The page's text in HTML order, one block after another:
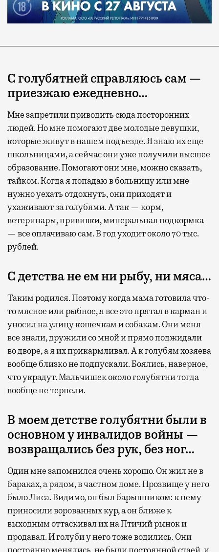
С голубятней справляюсь сам —
приезжаю ежедневно…
Мне запретили приводить сюда посторонних
людей. Но мне помогают две молодые девушки,
которые живут в нашем подъезде. Я знаю их еще
школьницами, а сейчас они уже получили высшее
образование. Помогают они мне, можно сказать,
тайком. Когда я попадаю в больницу или мне
нужно уехать отдохнуть, они приходят и
ухаживают за голубями. А так — корм,
ветеринары, прививки, минеральная подкормка
— все оплачиваю сам. В год уходит около 70 тыс.
рублей.
С детства не ем ни рыбу, ни мяса…
Таким родился. Поэтому когда мама готовила что-
то мясное или рыбное, я все это прятал в карман и
уносил на улицу кошечкам и собакам. Они меня
все знали, дружили со мной и прямо поджидали
во дворе, а я их прикармливал. А к голубям хозяева
вообще близко не подпускали. Боялись, наверное,
что украдут. Мальчишек около голубятни тогда
вообще не терпели.
В моем детстве голубятни были в
основном у инвалидов войны —
возвращались без рук, без ног…
Один мне запомнился очень хорошо. Он жил не в
бараках, а рядом, в частном доме. Прозвище у него
было Лиса. Видимо, он был барышником: к нему
приносили ворованных кур, а он ближе к
выходным оттаскивал их на Птичий рынок и
продавал. И голуби у него тоже водились. Они